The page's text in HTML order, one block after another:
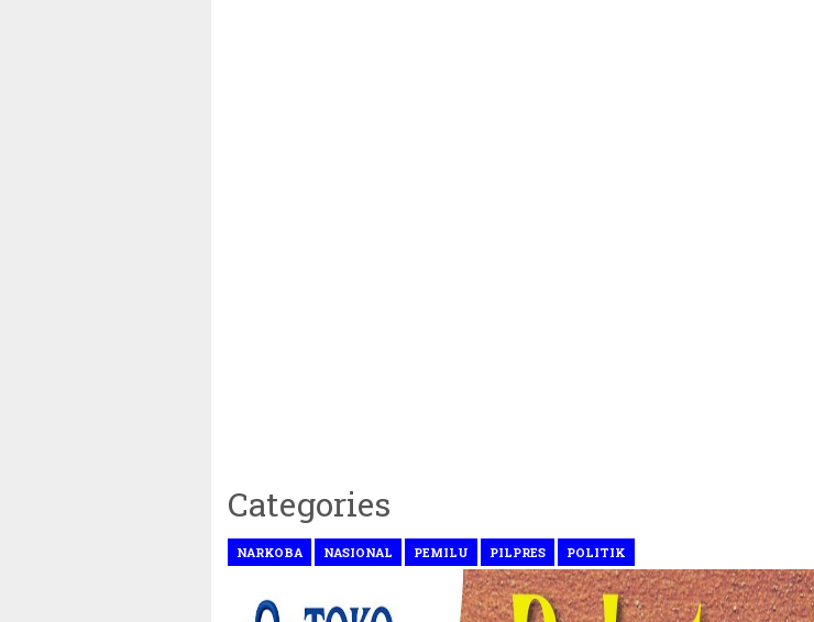
Categories
NARKOBA NASIONAL PEMILU PILPRES POLITIK
~||~ Muhammadiyah Tetapkan 1 Ramadhan 1446 Hijriah Jatuh